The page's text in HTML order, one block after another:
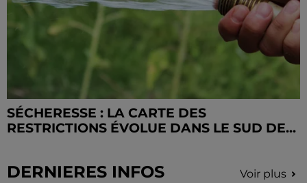
SÉCHERESSE : LA CARTE DES
RESTRICTIONS ÉVOLUE DANS LE SUD DE...
DERNIERES INFOS Voir plus